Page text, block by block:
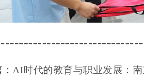
AI时代的教育与职业发展：